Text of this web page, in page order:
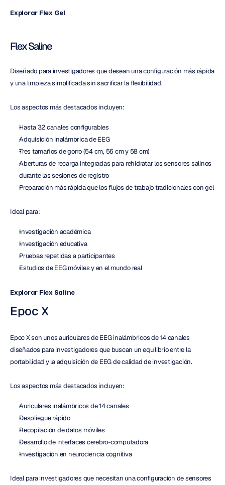
Explorar Flex Gel
Flex Saline
Diseñado para investigadores que desean una configuración más rápida
y una limpieza simplificada sin sacrificar la flexibilidad.
Los aspectos más destacados incluyen:
Hasta 32 canales configurables
Adquisición inalámbrica de EEG
Tres tamaños de gorro (54 cm, 56 cm y 58 cm)
Aberturas de recarga integradas para rehidratar los sensores salinos
durante las sesiones de registro
Preparación más rápida que los flujos de trabajo tradicionales con gel
Ideal para:
Investigación académica
Investigación educativa
Pruebas repetidas a participantes
Estudios de EEG móviles y en el mundo real
Explorar Flex Saline
Epoc X
Epoc X son unos auriculares de EEG inalámbricos de 14 canales
diseñados para investigadores que buscan un equilibrio entre la
portabilidad y la adquisición de EEG de calidad de investigación.
Los aspectos más destacados incluyen:
Auriculares inalámbricos de 14 canales
Despliegue rápido
Recopilación de datos móviles
Desarrollo de interfaces cerebro-computadora
Investigación en neurociencia cognitiva
Ideal para investigadores que necesitan una configuración de sensores